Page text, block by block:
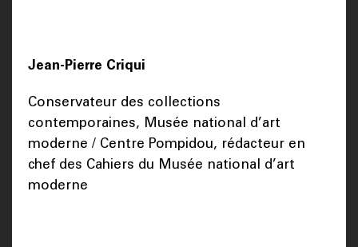
Jean-Pierre Criqui
Conservateur des collections
contemporaines, Musée national d’art
moderne / Centre Pompidou, rédacteur en
chef des Cahiers du Musée national d’art
moderne